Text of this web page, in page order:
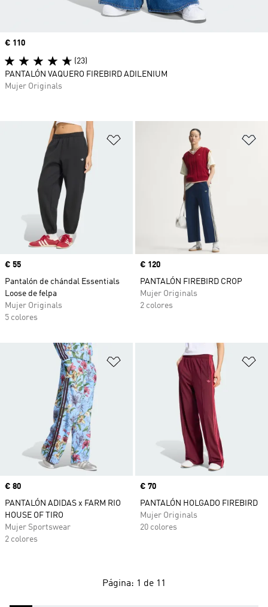
Añadir a la lista de deseos
Precio
€ 55
Pantalón de chándal Essentials
Loose de felpa
Mujer Originals
5 colores
Precio
€ 120
PANTALÓN FIREBIRD CROP
Mujer Originals
2 colores
Añadir a la lista de deseos
Precio
€ 80
PANTALÓN ADIDAS x FARM RIO
HOUSE OF TIRO
Mujer Sportswear
2 colores
Precio
€ 70
PANTALÓN HOLGADO FIREBIRD
Mujer Originals
20 colores
Precio
€ 110
(23)
PANTALÓN VAQUERO FIREBIRD ADILENIUM
Mujer Originals
Página: 1 de 11